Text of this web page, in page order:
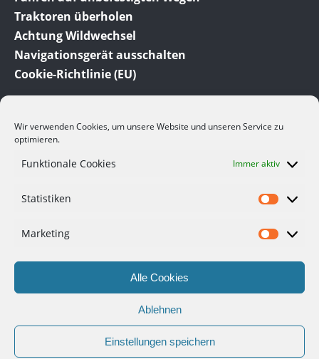
Wir verwenden Cookies, um unsere Website und unseren Service zu
optimieren.
Funktionale Cookies Immer aktiv
Statistiken
Marketing
Alle Cookies
Ablehnen
Einstellungen speichern
Traktoren überholen
Achtung Wildwechsel
Navigationsgerät ausschalten
Cookie-Richtlinie (EU)
und Auto Blog. Hier finden Sie viele interessante
Viele der hier angesprochenen Themen beruhen auf
Cookie-Richtlinie (EU)